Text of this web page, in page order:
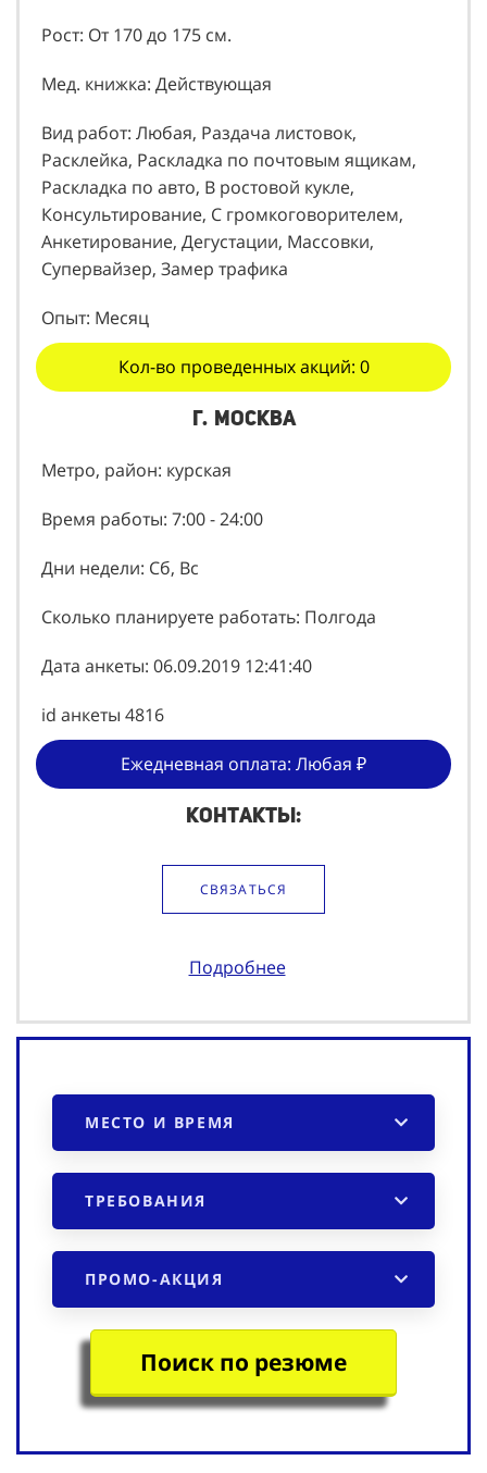
Рост: От 170 до 175 см.
Мед. книжка: Действующая
Вид работ: Любая, Раздача листовок,
Расклейка, Раскладка по почтовым ящикам,
Раскладка по авто, В ростовой кукле,
Консультирование, С громкоговорителем,
Анкетирование, Дегустации, Массовки,
Супервайзер, Замер трафика
Опыт: Месяц
Кол-во проведенных акций: 0
г. Москва
Метро, район: курская
Время работы: 7:00 - 24:00
Дни недели: Сб, Вс
Сколько планируете работать: Полгода
Дата анкеты: 06.09.2019 12:41:40
id анкеты 4816
Ежедневная оплата: Любая ₽
Контакты:
СВЯЗАТЬСЯ
Подробнее
МЕСТО И ВРЕМЯ
ТРЕБОВАНИЯ
ПРОМО-АКЦИЯ
Поиск по резюме